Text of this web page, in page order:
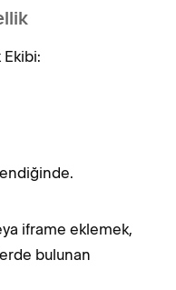
iframe eklemek,
bulunan